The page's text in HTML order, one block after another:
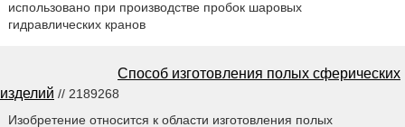
использовано при производстве пробок шаровых
гидравлических кранов
Способ изготовления полых сферических
изделий // 2189268
Изобретение относится к области изготовления полых